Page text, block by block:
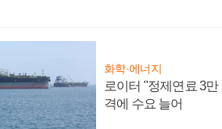
화학·에너지
로이터 "정제연료 3
격에 수요 늘어